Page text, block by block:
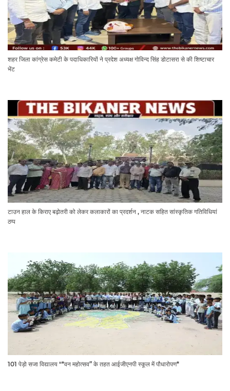
शहर जिला कांग्रेस कमेटी के पदाधिकारियों ने प्रदेश अध्यक्ष गोविन्द सिंह डोटासरा से की शिष्टाचार
भेंट
टाउन हाल के किराए बढ़ोतरी को लेकर कलाकारों का प्रदर्शन , नाटक सहित सांस्कृतिक गतिविधियां
ठप्प
101 पेड़ो सजा विद्यालय "*वन महोत्सव” के तहत आईजीएनपी स्कूल में पौधारोपण*